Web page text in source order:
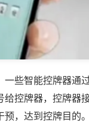
一些智能控牌器通
给控牌器，控牌器
，达到控牌目的。